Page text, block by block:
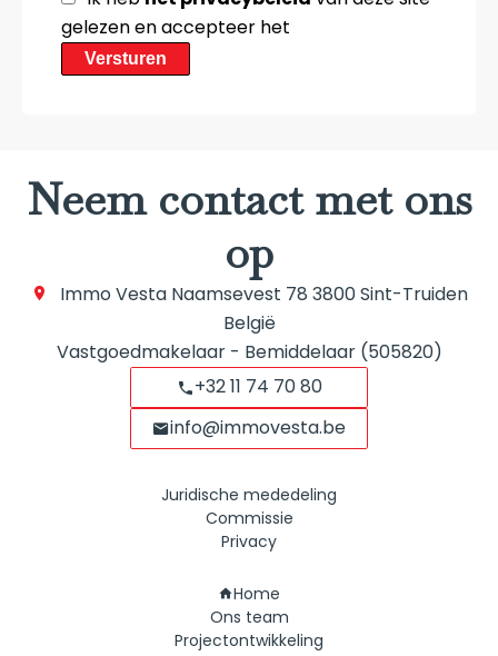
gelezen en accepteer het
Versturen
Neem contact met ons
op
Immo VestaNaamsevest 78 3800Sint-Truiden
België
Vastgoedmakelaar - Bemiddelaar (505820)
+32 11 74 70 80
info@immovesta.be
Juridische mededeling
Commissie
Privacy
Home
Ons team
Projectontwikkeling